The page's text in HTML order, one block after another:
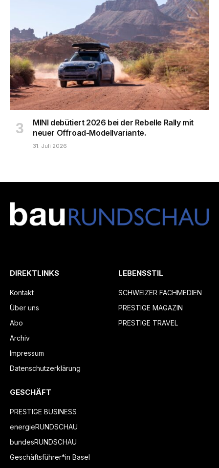
MINI debütiert 2026 bei der Rebelle Rally mit
neuer Offroad-Modellvariante.
31. Juli 2026
DIREKTLINKS
Kontakt
Über uns
Abo
Archiv
Impressum
Datenschutzerklärung
LEBENSSTIL
SCHWEIZER FACHMEDIEN
PRESTIGE MAGAZIN
PRESTIGE TRAVEL
GESCHÄFT
PRESTIGE BUSINESS
energieRUNDSCHAU
bundesRUNDSCHAU
Geschäftsführer*in Basel